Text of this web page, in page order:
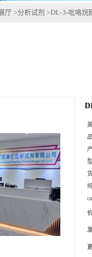
厅 >分析试剂 >DL-3-吡咯烷